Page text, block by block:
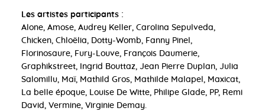
Les artistes participants :
Alone, Amose, Audrey Keller, Carolina Sepulveda,
Chicken, Chloëlia, Dotty-Womb, Fanny Pinel,
Florinosaure, Fury-Louve, François Daumerie,
Graphikstreet, Ingrid Bouttaz, Jean Pierre Duplan, Julia
Salomillu, Maï, Mathild Gros, Mathilde Malapel, Maxicat,
La belle époque, Louise De Witte, Philipe Glade, PP, Remi
David, Vermine, Virginie Demay.